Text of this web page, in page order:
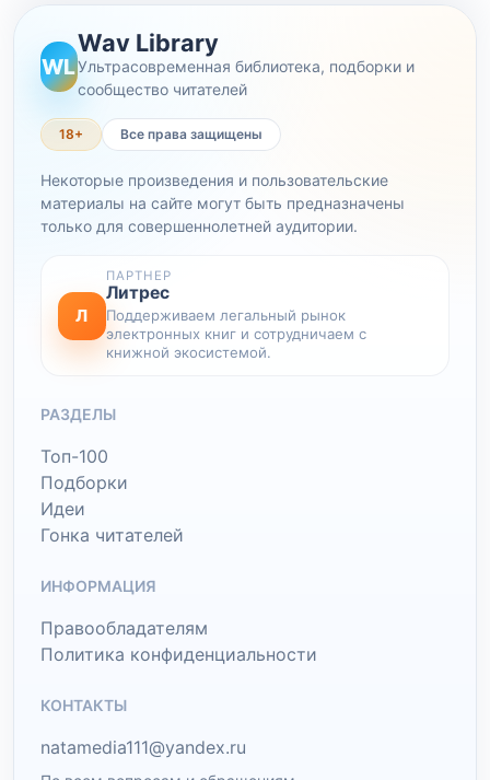
WL
Wav Library
Ультрасовременная библиотека, подборки и
сообщество читателей
18+ Все права защищены
Некоторые произведения и пользовательские
материалы на сайте могут быть предназначены
только для совершеннолетней аудитории.
Л
ПАРТНЕР
Литрес
Поддерживаем легальный рынок
электронных книг и сотрудничаем с
книжной экосистемой.
РАЗДЕЛЫ
Топ-100
Подборки
Идеи
Гонка читателей
ИНФОРМАЦИЯ
Правообладателям
Политика конфиденциальности
КОНТАКТЫ
natamedia111@yandex.ru